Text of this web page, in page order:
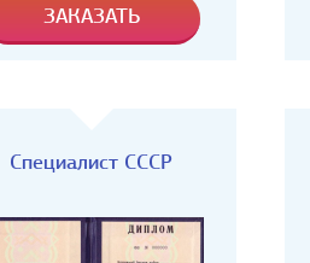
Специалист СССР